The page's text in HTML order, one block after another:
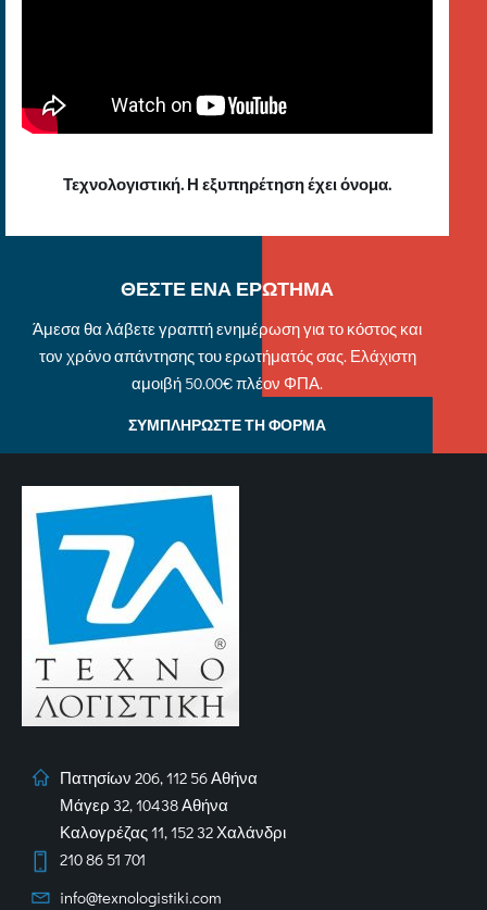
Τεχνολογιστική. Η εξυπηρέτηση έχει όνομα.
ΘΕΣΤΕ ΕΝΑ ΕΡΩΤΗΜΑ
Άμεσα θα λάβετε γραπτή ενημέρωση για το κόστος και
τον χρόνο απάντησης του ερωτήματός σας. Ελάχιστη
αμοιβή 50.00€ πλέον ΦΠΑ.
ΣΥΜΠΛΗΡΩΣΤΕ ΤΗ ΦΟΡΜΑ
Πατησίων 206, 112 56 Αθήνα
Μάγερ 32, 10438 Αθήνα
Καλογρέζας 11, 152 32 Χαλάνδρι
210 86 51 701
info@texnologistiki.com